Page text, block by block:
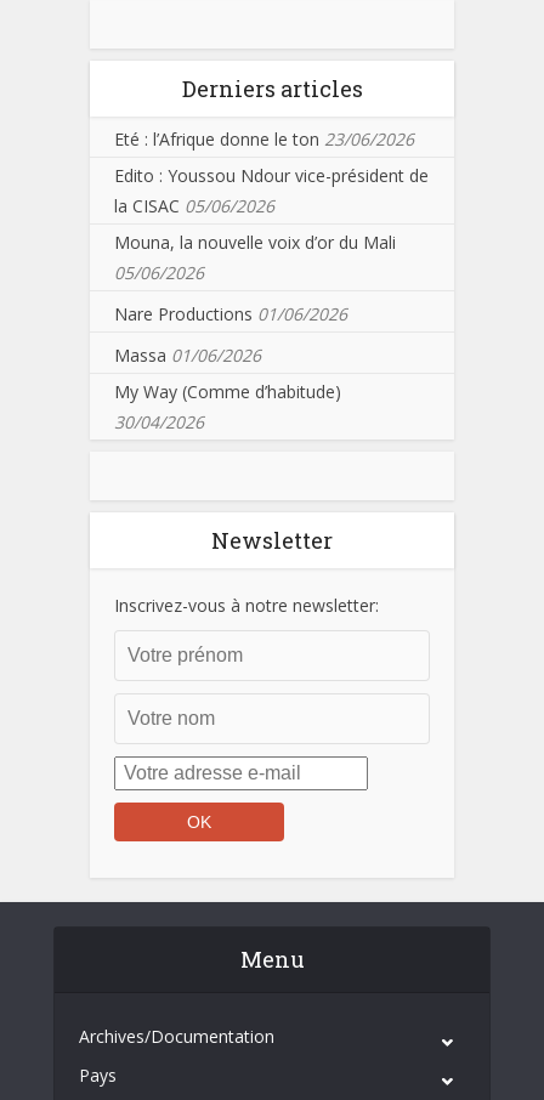
Derniers articles
Eté : l’Afrique donne le ton 23/06/2026
Edito : Youssou Ndour vice-président de
la CISAC 05/06/2026
Mouna, la nouvelle voix d’or du Mali
05/06/2026
Nare Productions 01/06/2026
Massa 01/06/2026
My Way (Comme d’habitude)
30/04/2026
Newsletter
Inscrivez-vous à notre newsletter:
Menu
Archives/Documentation
Pays